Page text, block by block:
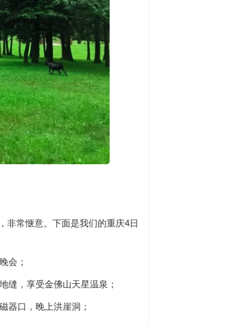
非常惬意。下面是我们的重庆4日
会；
缝，享受金佛山天星温泉；
器口，晚上洪崖洞；